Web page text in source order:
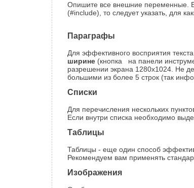
Опишите все внешние переменные.
(#include), то следует указать, для
Параграфы
Для эффективного восприятия
ширине (кнопка на панели
разрешении экрана 1280х1024. Не
большими из более 5 строк (так
Списки
Для перечисления нескольких
Если внутри списка необходимо
Таблицы
Таблицы - еще один способ
Рекомендуем вам применять
Изображения